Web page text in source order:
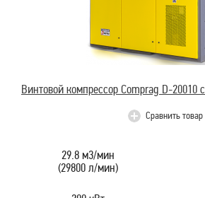
Винтовой компрессор Comprag D-
Сравнить товар
29.8 м3/мин
(29800 л/мин)